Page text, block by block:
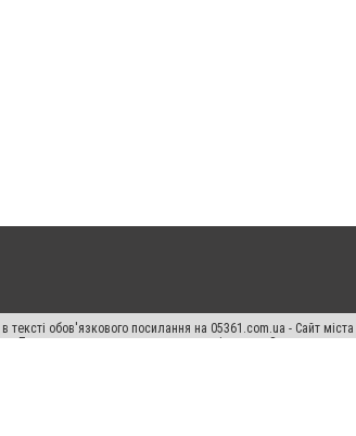
обов'язкового посилання на 05361.com.ua - Сайт
Порушення виняткових прав переслідується Законом.